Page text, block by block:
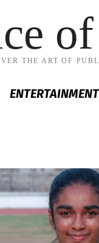
THE ART OF
ENTERTAINMENT